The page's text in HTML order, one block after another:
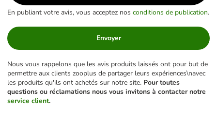
En publiant votre avis, vous acceptez nos conditions de publication.
Envoyer
Nous vous rappelons que les avis produits laissés ont pour but de
permettre aux clients zooplus de partager leurs expériences\navec
les produits qu'ils ont achetés sur notre site. Pour toutes
questions ou réclamations nous vous invitons à contacter notre
service client.